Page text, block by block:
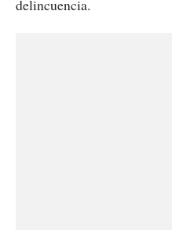
delincuencia.